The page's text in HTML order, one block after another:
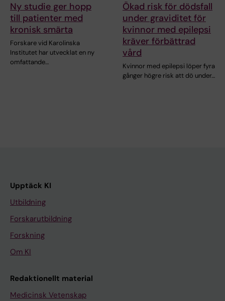
Ny studie ger hopp
till patienter med
kronisk smärta
Forskare vid Karolinska
Institutet har utvecklat en ny
omfattande…
Ökad risk för dödsfall
under graviditet för
kvinnor med epilepsi
kräver förbättrad
vård
Kvinnor med epilepsi löper fyra
gånger högre risk att dö under…
Upptäck KI
Utbildning
Forskarutbildning
Forskning
Om KI
Redaktionellt material
Medicinsk Vetenskap